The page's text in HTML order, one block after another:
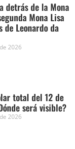
detrás de la Mona
Mona Lisa
de Leonardo da
2026
total del 12 de
será visible?
2026